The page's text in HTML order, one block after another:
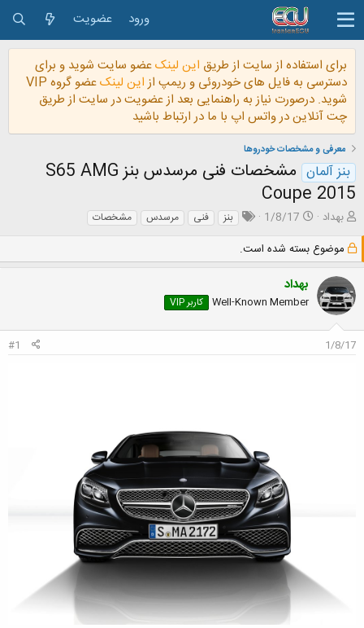
ورود عضویت
برای استفاده از سایت از طریق این لینکعضو سایت شوید و برای
دسترسی به فایل های خودروئی و ریمپ ازاین لینک
عضو گروه VIP
شوید. درصورت نیاز به راهنمایی بعد از عضویت در سایت از طریق
چت آنلاین در واتس اپ با ما در ارتباط باشید
معرفی و مشخصات خودروها
بنز آلمان
مشخصات فنی مرسدس بنز S65 AMG
Coupe 2015
ش
و
ع
ک
ن
ن
د
ه
م
بهداد
ت
ر
ی
ش
ر
ع
1/8/17 بنز فنی مرسدس مشخصات
موضوع بسته شده است.
بهداد
Well-Known Member کاربر VIP
1/8/17
#1